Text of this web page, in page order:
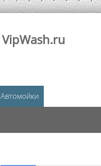
VipWash.ru
Автомойки